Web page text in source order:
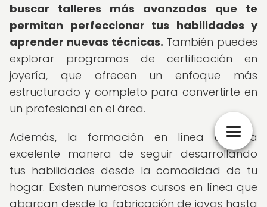
buscar talleres más avanzados que te
permitan perfeccionar tus habilidades y
aprender nuevas técnicas. También puedes
explorar programas de certificación en
joyería, que ofrecen un enfoque más
estructurado y completo para convertirte en
un profesional en el área.
Además, la formación en línea es una
excelente manera de seguir desarrollando
tus habilidades desde la comodidad de tu
hogar. Existen numerosos cursos en línea que
abarcan desde la fabricación de joyas hasta